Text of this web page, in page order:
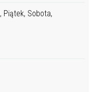
Piątek, Sobota,